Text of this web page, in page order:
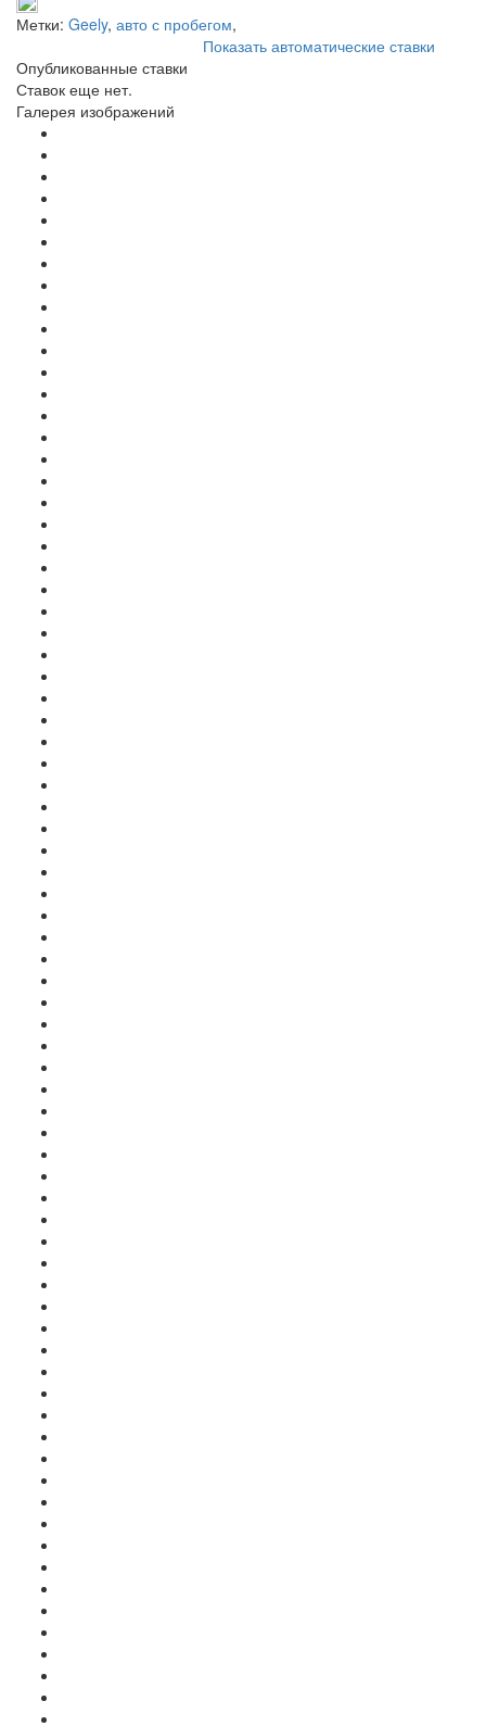
Метки: Geely, авто с пробегом,
Показать автоматические ставки
Опубликованные ставки
Ставок еще нет.
Галерея изображений